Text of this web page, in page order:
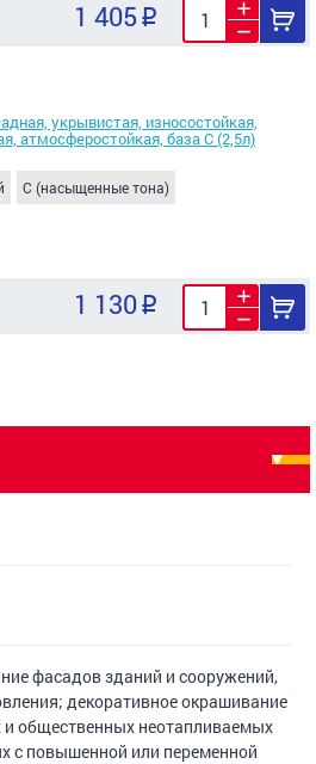
1 405
укрывистая, износостойкая,
атмосферостойкая, база C (2,5л)
C (насыщенные тона)
1 130
фасадов зданий и сооружений,
декоративное окрашивание
и общественных неотапливаемых
с повышенной или переменной